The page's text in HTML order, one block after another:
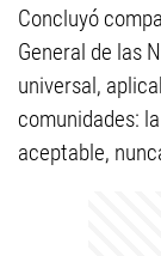
Concluyó
General de las
universal,
comunidades:
aceptable,